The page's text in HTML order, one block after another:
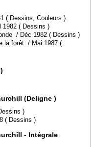
• Tome 3 : Le château maudit / Juil 1981 ( Dessins, Couleurs )
• Tome 5 : Le rayon super-gamma / Juil 1982 ( Dessins )
• Tome 6 : La machine à conquérir le Monde / Déc 1982 ( Dessins )
1987 (
La Vie prodigieuse de Winston Churchill (Deligne )
1 : Le Jeune Lion / Jan 1978 ( Dessins )
• Tome 2 : V comme Victoire / Jan 1978 ( Dessins )
- Intégrale